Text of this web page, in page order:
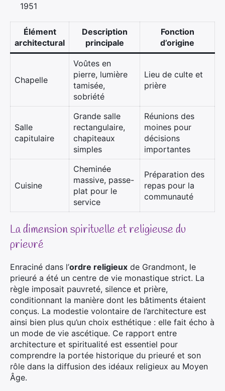
1951
Élément
architectural
Description
principale
Fonction
d’origine
Chapelle
Voûtes en
pierre, lumière
tamisée,
sobriété
Lieu de culte et
prière
Salle
capitulaire
Grande salle
rectangulaire,
chapiteaux
simples
Réunions des
moines pour
décisions
importantes
Cuisine
Cheminée
massive, passe-
plat pour le
service
Préparation des
repas pour la
communauté
La dimension spirituelle et religieuse du
prieuré
Enraciné dans l’ordre religieux de Grandmont, le
prieuré a été un centre de vie monastique strict. La
règle imposait pauvreté, silence et prière,
conditionnant la manière dont les bâtiments étaient
conçus. La modestie volontaire de l’architecture est
ainsi bien plus qu’un choix esthétique : elle fait écho à
un mode de vie ascétique. Ce rapport entre
architecture et spiritualité est essentiel pour
comprendre la portée historique du prieuré et son
rôle dans la diffusion des idéaux religieux au Moyen
Âge.